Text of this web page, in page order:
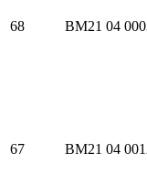
68 BM21 04
67 BM21 04